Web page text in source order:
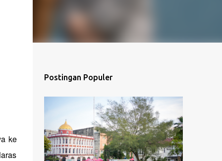
ke
Postingan Populer